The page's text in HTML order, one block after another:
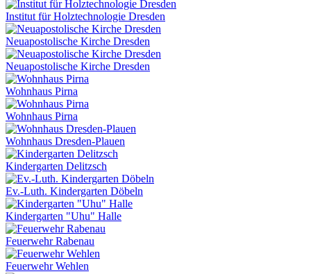
Institut für Holztechnologie Dresden
Neuapostolische Kirche Dresden
Neuapostolische Kirche Dresden
Wohnhaus Pirna
Wohnhaus Pirna
Wohnhaus Dresden-Plauen
Kindergarten Delitzsch
Ev.-Luth. Kindergarten Döbeln
Kindergarten "Uhu" Halle
Feuerwehr Rabenau
Feuerwehr Wehlen